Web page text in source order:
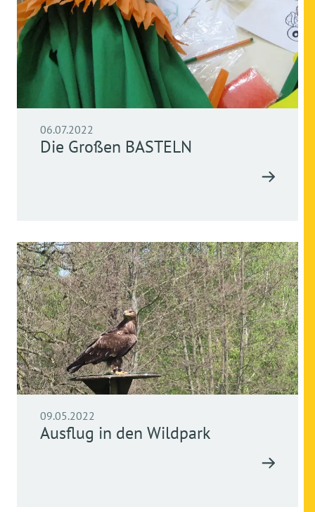
06.07.2022
Die Großen BASTELN
09.05.2022
Ausflug in den Wildpark